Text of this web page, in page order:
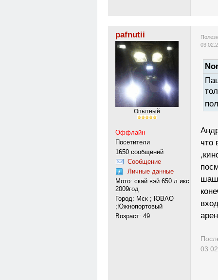
pafnutii
Опытный
Оффлайн
Посетители
1650 сообщений
Сообщение
Личные данные
Мото: скай вэй 650 л икс
2009год
Город: Мск ; ЮВАО
;Южнопортовый
Возраст: 49
что